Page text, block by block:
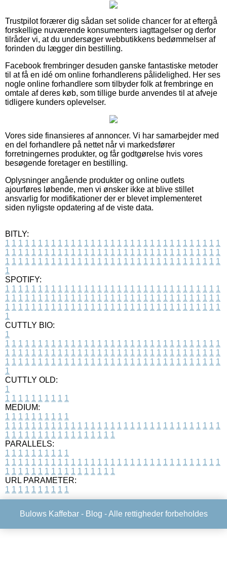
Trustpilot forærer dig sådan set solide chancer for at eftergå
forskellige nuværende konsumenters iagttagelser og derfor
tilråder vi, at du undersøger webbutikkens bedømmelser af
forinden du lægger din bestilling.
Facebook frembringer desuden ganske fantastiske metoder
til at få en idé om online forhandlerens pålidelighed. Her ses
nogle online forhandlere som tilbyder folk at frembringe en
omtale af deres køb, som tillige burde anvendes til at afveje
tidligere kunders oplevelser.
Vores side finansieres af annoncer. Vi har samarbejder med
en del forhandlere på nettet når vi markedsfører
forretningernes produkter, og får godtgørelse hvis vores
besøgende foretager en bestilling.
Oplysninger angående produkter og online outlets
ajourføres løbende, men vi ønsker ikke at blive stillet
ansvarlig for modifikationer der er blevet implementeret
siden nyligste opdatering af de viste data.
BITLY:
1 1 1 1 1 1 1 1 1 1 1 1 1 1 1 1 1 1 1 1 1 1 1 1 1 1 1 1 1 1 1 1 1
1 1 1 1 1 1 1 1 1 1 1 1 1 1 1 1 1 1 1 1 1 1 1 1 1 1 1 1 1 1 1 1 1
1 1 1 1 1 1 1 1 1 1 1 1 1 1 1 1 1 1 1 1 1 1 1 1 1 1 1 1 1 1 1 1 1
1
SPOTIFY:
1 1 1 1 1 1 1 1 1 1 1 1 1 1 1 1 1 1 1 1 1 1 1 1 1 1 1 1 1 1 1 1 1
1 1 1 1 1 1 1 1 1 1 1 1 1 1 1 1 1 1 1 1 1 1 1 1 1 1 1 1 1 1 1 1 1
1 1 1 1 1 1 1 1 1 1 1 1 1 1 1 1 1 1 1 1 1 1 1 1 1 1 1 1 1 1 1 1 1
1
CUTTLY BIO:
1
1 1 1 1 1 1 1 1 1 1 1 1 1 1 1 1 1 1 1 1 1 1 1 1 1 1 1 1 1 1 1 1 1
1 1 1 1 1 1 1 1 1 1 1 1 1 1 1 1 1 1 1 1 1 1 1 1 1 1 1 1 1 1 1 1 1
1 1 1 1 1 1 1 1 1 1 1 1 1 1 1 1 1 1 1 1 1 1 1 1 1 1 1 1 1 1 1 1 1
1
CUTTLY OLD:
1
1 1 1 1 1 1 1 1 1 1
MEDIUM:
1 1 1 1 1 1 1 1 1 1
1 1 1 1 1 1 1 1 1 1 1 1 1 1 1 1 1 1 1 1 1 1 1 1 1 1 1 1 1 1 1 1 1
1 1 1 1 1 1 1 1 1 1 1 1 1 1 1 1 1
PARALLELS:
1 1 1 1 1 1 1 1 1 1
1 1 1 1 1 1 1 1 1 1 1 1 1 1 1 1 1 1 1 1 1 1 1 1 1 1 1 1 1 1 1 1 1
1 1 1 1 1 1 1 1 1 1 1 1 1 1 1 1 1
URL PARAMETER:
1 1 1 1 1 1 1 1 1 1
Bulows Kaffebar - Blog - Alle rettigheder forbeholdes